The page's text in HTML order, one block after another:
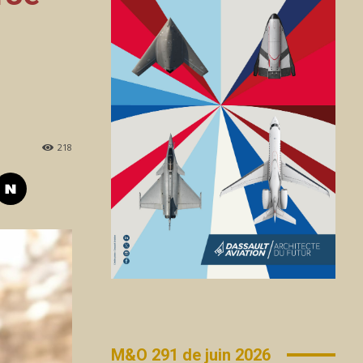
218
M&O 291 de juin 2026